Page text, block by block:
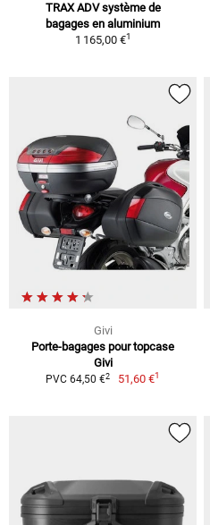
TRAX ADV système de
bagages en aluminium
1 165,00 €1
Givi
Porte-bagages pour topcase
Givi
PVC 64,50 €2 51,60 €1